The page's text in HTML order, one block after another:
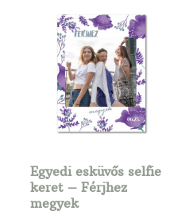
Egyedi esküvős selfie
keret – Férjhez
megyek